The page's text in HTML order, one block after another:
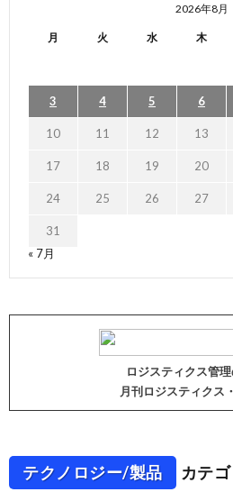
2026年8月
月 火 水 木
3 4 5 6
10 11 12 13
17 18 19 20
24 25 26 27
31
« 7月
ロジスティクス管
月刊ロジスティクス
テクノロジー/製品 カテ